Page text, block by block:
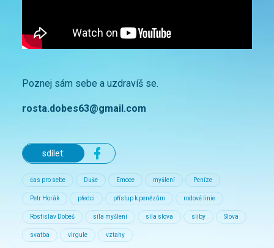
Poznej sám sebe a uzdravíš se.
rosta.dobes63@gmail.com
sdílet:
čas pro sebe Duše Emoce myšlení Peníze
Petr Horák předci přístup k penězům rodové linie
Rostislav Dobeš síla myšlení síla slova sliby Slova
svatba virgule vztahy